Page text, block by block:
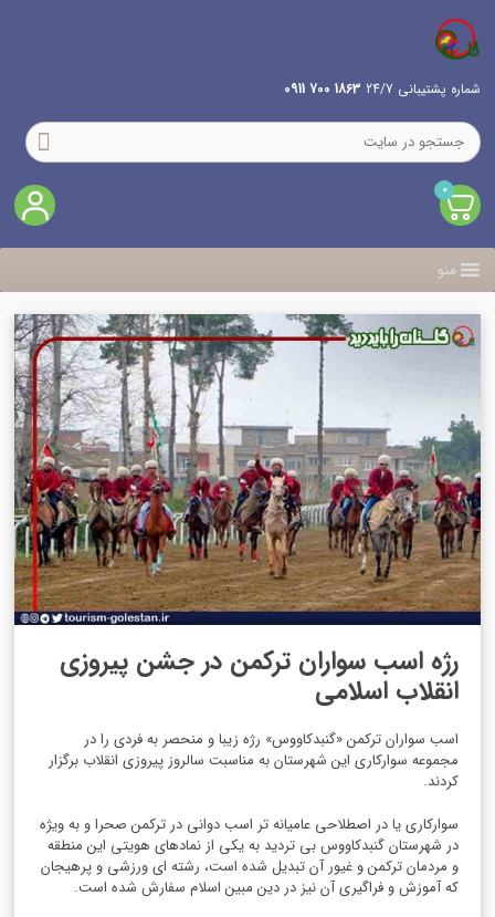
شماره پشتیبانی 24/7 1863 700 0911
0
منو
رژه اسب سواران ترکمن در جشن پیروزی
انقلاب اسلامی
اسب سواران ترکمن «گنبدکاووس» رژه زیبا و منحصر به فردی را در
مجموعه سوارکاری این شهرستان به مناسبت سالروز پیروزی انقلاب برگزار
کردند.
سوارکاری یا در اصطلاحی عامیانه تر اسب دوانی در ترکمن صحرا و به ویژه
در شهرستان گنبدکاووس بی تردید به یکی از نمادهای هویتی این منطقه
و مردمان ترکمن و غیور آن تبدیل شده است، رشته ای ورزشی و پرهیجان
که آموزش و فراگیری آن نیز در دین مبین اسلام سفارش شده است.